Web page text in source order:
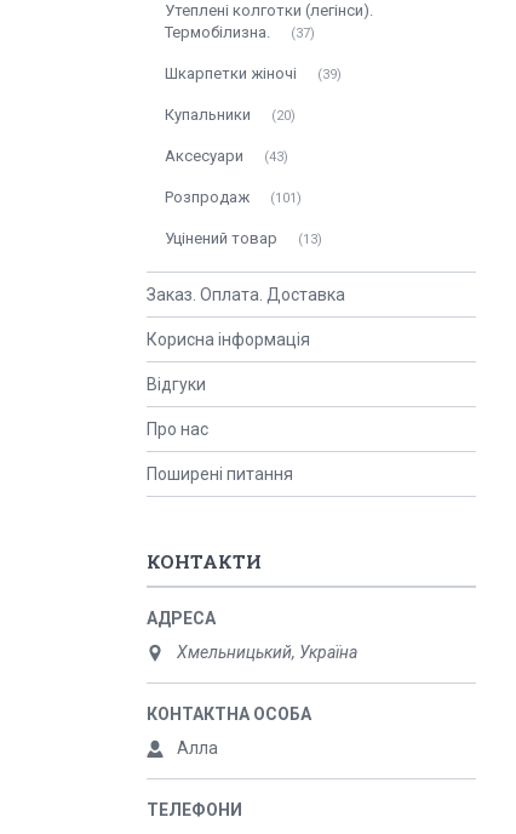
Утеплені колготки (легінси).
Термобілизна.
37
Шкарпетки жіночі 39
Купальники 20
Аксесуари 43
Розпродаж 101
Уцінений товар 13
Заказ. Оплата. Доставка
Корисна інформація
Відгуки
Про нас
Поширені питання
КОНТАКТИ
Хмельницький, Україна
Алла